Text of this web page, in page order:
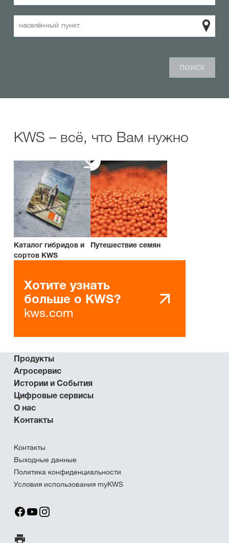
населённый пункт
ПОИСК
KWS – всё, что Вам нужно
Каталог гибридов и
сортов KWS
Путешествие семян
Хотите узнать
больше о KWS?
kws.com
Продукты
Агросервис
Истории и События
Цифровые сервисы
О нас
Контакты
Контакты
Выходные данные
Политика конфиденциальности
Условия использования myKWS
Печать страницы